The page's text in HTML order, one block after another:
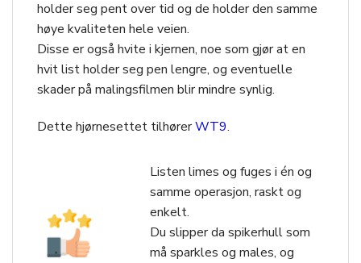
holder seg pent over tid og de holder den samme
høye kvaliteten hele veien.
Disse er også hvite i kjernen, noe som gjør at en
hvit list holder seg pen lengre, og eventuelle
skader på malingsfilmen blir mindre synlig.
Dette hjørnesettet tilhørerWT9.
Listen limes og fuges i én og
samme operasjon, raskt og
enkelt.
Du slipper da spikerhull som
må sparkles og males, og